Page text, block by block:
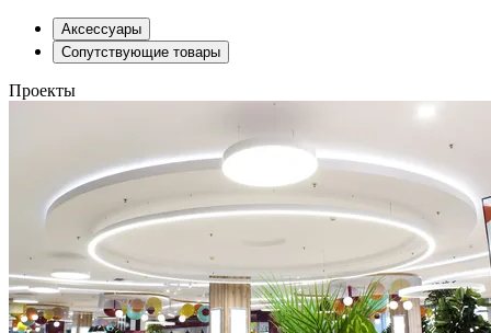
Аксессуары
Сопутствующие товары
Проекты